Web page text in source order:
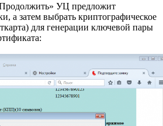
УЦ предложит
а затем выбрать криптографическое
для генерации ключевой пары